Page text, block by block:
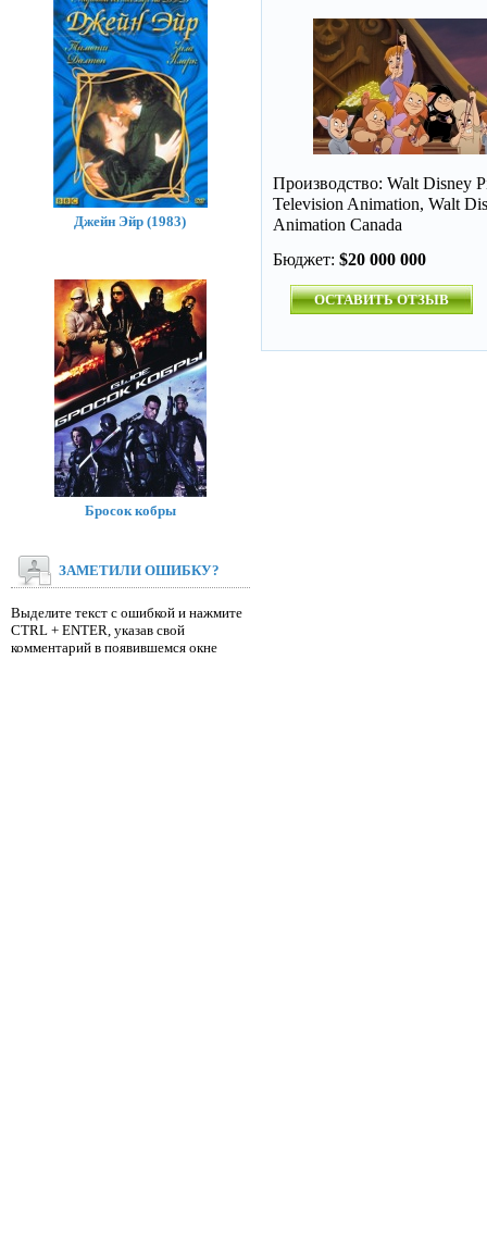
Производство: Walt Disney
Television Animation, Walt
Animation Canada
Бюджет: $20 000 000
ОСТАВИТЬ ОТЗЫВ
Джейн Эйр (1983)
Бросок кобры
ЗАМЕТИЛИ ОШИБКУ?
Выделите текст с ошибкой и нажмите
CTRL + ENTER, указав свой
комментарий в появившемся окне